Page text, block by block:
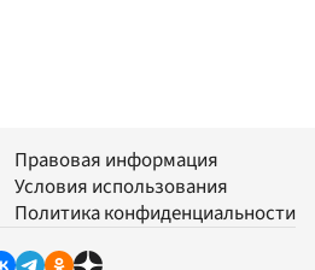
Правовая информация
Условия использования
Политика конфиденциальности